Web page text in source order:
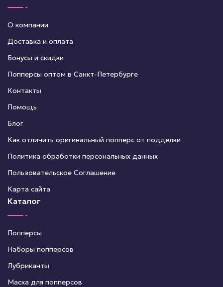
О компании
Доставка и оплата
Бонусы и скидки
Попперсы оптом в Санкт-Петербурге
Контакты
Помощь
Блог
Как отличить оригинальный попперс от подделки
Политика обработки персональных данных
Пользовательское Соглашение
Карта сайта
Каталог
Попперсы
Наборы попперсов
Лубриканты
Маска для попперсов